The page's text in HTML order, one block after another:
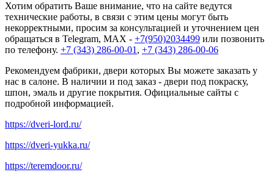
Хотим обратить Ваше внимание, что на сайте ведутся
технические работы, в связи с этим цены могут быть
некорректными, просим за консультацией и уточнением цен
обращаться в Telegram, MAX - +7(950)2034499 или позвонить
по телефону. +7 (343) 286-00-01 , +7 (343) 286-00-06
Рекомендуем фабрики, двери которых Вы можете заказать у
нас в салоне. В наличии и под заказ - двери под покраску,
шпон, эмаль и другие покрытия. Официальные сайты с
подробной информацией.
https://dveri-lord.ru/
https://dveri-yukka.ru/
https://teremdoor.ru/